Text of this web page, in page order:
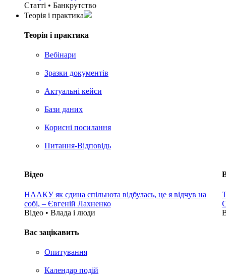
Статті • Банкрутство
Теорія i практика
Теорія i практика
Вебінари
Зразки документів
Актуальні кейси
Бази даних
Корисні посилання
Питання-Відповідь
Відео
НААКУ як єдина спільнота відбулась, це я відчув на
собі, – Євгеній Лахненко
Відео • Влада i люди
Вас зацікавить
Опитування
Календар подій